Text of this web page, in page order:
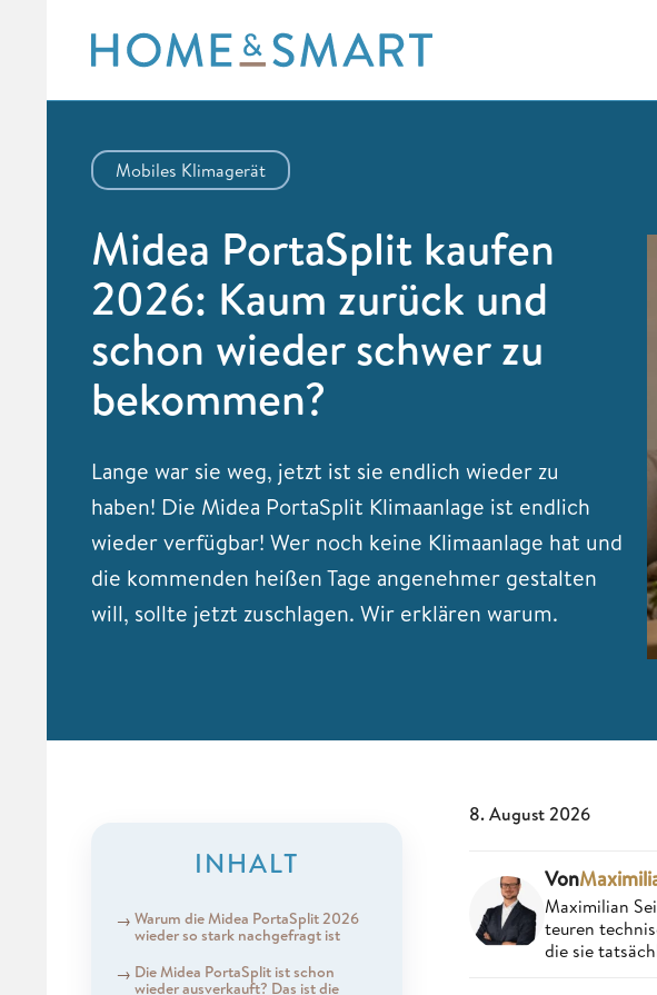
content
Mobiles Klimagerät
Midea PortaSplit kaufen
2026: Kaum zurück und
schon wieder schwer zu
bekommen?
Lange war sie weg, jetzt ist sie endlich wieder zu
haben! Die Midea PortaSplit Klimaanlage ist endlich
wieder verfügbar! Wer noch keine Klimaanlage hat und
die kommenden heißen Tage angenehmer gestalten
will, sollte jetzt zuschlagen. Wir erklären warum.
INHALT
Warum die Midea PortaSplit 2026
wieder so stark nachgefragt ist
Die Midea PortaSplit ist schon
wieder ausverkauft? Das ist die
8. August 2026
Von
Maximilian
teuren
die sie